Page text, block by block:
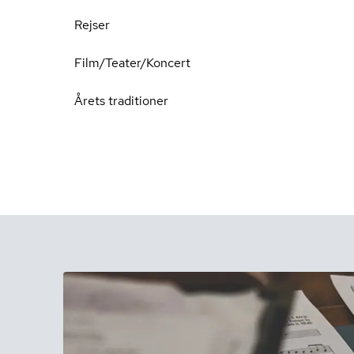
Rejser
Film/Teater/Koncert
Årets traditioner